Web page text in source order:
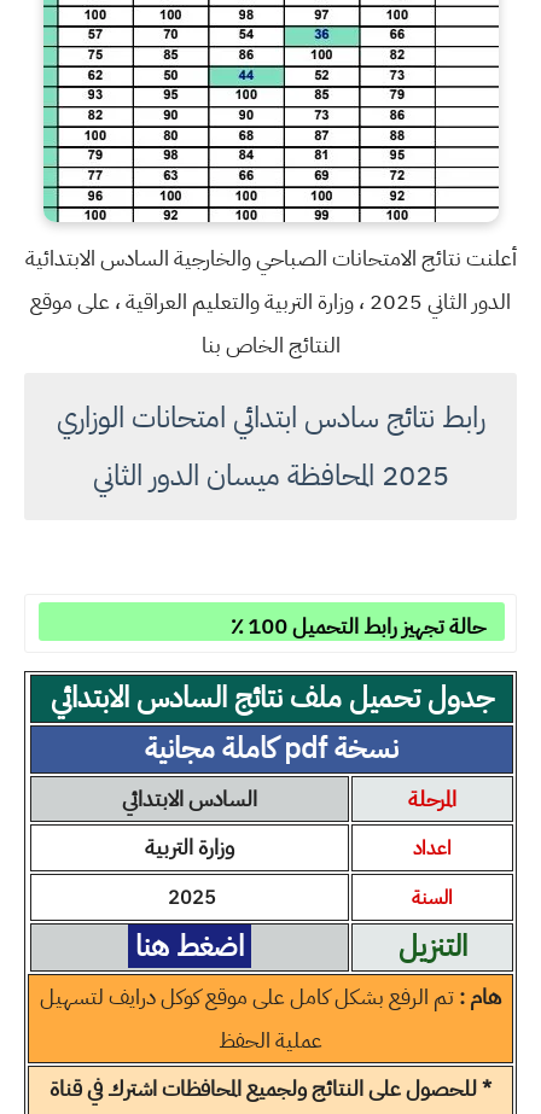
أعلنت نتائج الامتحانات الصباحي والخارجية السادس الابتدائية
الدور الثاني 2025 ، وزارة التربية والتعليم العراقية ، على موقع
النتائج الخاص بنا
رابط نتائج سادس ابتدائي امتحانات الوزاري
2025 المحافظة ميسان الدور الثاني
حالة تجهيز رابط التحميل 100 ٪
جدول تحميل ملف نتائج السادس الابتدائي
نسخة pdf كاملة مجانية
المرحلة السادس الابتدائي
اعداد وزارة التربية
السنة 2025
التنزيل اضغط هنا
هام :تم الرفع بشكل كامل على موقع كوكل درايف لتسهيل
عملية الحفظ
* للحصول على النتائج ولجميع المحافظات اشترك في قناة